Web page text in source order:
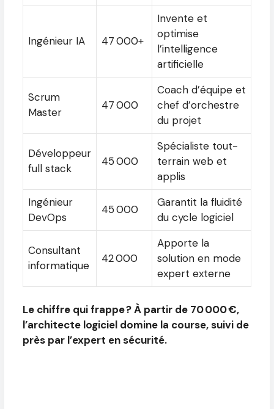
Ingénieur IA 47 000+
Invente et
optimise
l’intelligence
artificielle
Scrum
Master
47 000
Coach d’équipe et
chef d’orchestre
du projet
Développeur
full stack
45 000
Spécialiste tout-
terrain web et
applis
Ingénieur
DevOps
45 000
Garantit la fluidité
du cycle logiciel
Consultant
informatique
42 000
Apporte la
solution en mode
expert externe
Le chiffre qui frappe ? À partir de 70 000 €,
l’architecte logiciel domine la course, suivi de
près par l’expert en sécurité.